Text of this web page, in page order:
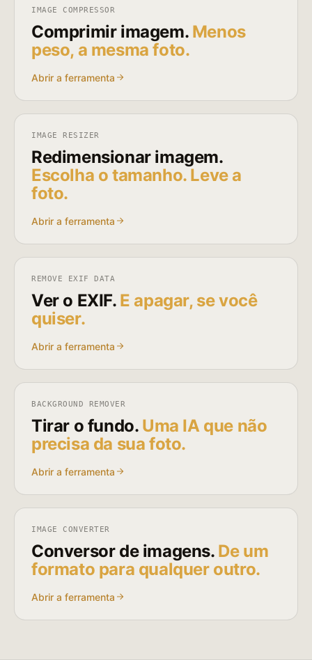
IMAGE COMPRESSOR
Comprimir imagem. Menos
peso, a mesma foto.
Abrir a ferramenta
IMAGE RESIZER
Redimensionar imagem.
Escolha o tamanho. Leve a
foto.
Abrir a ferramenta
REMOVE EXIF DATA
Ver o EXIF. E apagar, se você
quiser.
Abrir a ferramenta
BACKGROUND REMOVER
Tirar o fundo. Uma IA que não
precisa da sua foto.
Abrir a ferramenta
IMAGE CONVERTER
Conversor de imagens. De um
formato para qualquer outro.
Abrir a ferramenta